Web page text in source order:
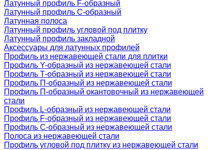
Латунный профиль F-образный
Латунный профиль C-образный
Латунная полоса
Латунный профиль угловой под плитку
Латунный профиль закладной
Аксессуары для латунных профилей
Профиль из нержавеющей стали для плитки
Профиль Y-образный из нержавеющей стали
Профиль Т-образный из нержавеющей стали
Профиль П-образный из нержавеющей стали
Профиль П-образный окантовочный из нержавеющей
стали
Профиль L-образный из нержавеющей стали
Профиль F-образный из нержавеющей стали
Профиль C-образный из нержавеющей стали
Полоса из нержавеющей стали
Профиль угловой под плитку из нержавеющей стали